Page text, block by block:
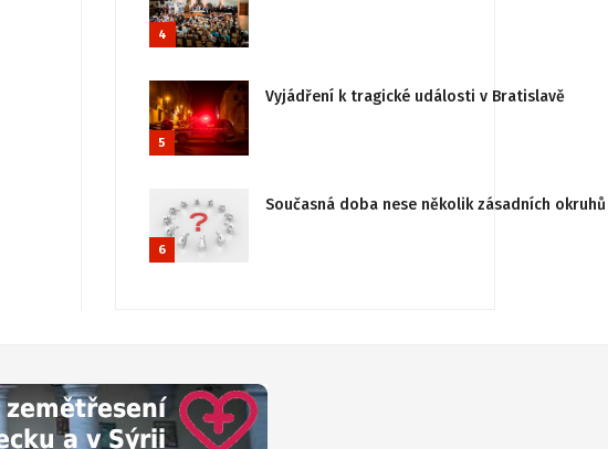
4
5
Vyjádření k tragické události v Bratislavě
6
Současná doba nese několik zásadních